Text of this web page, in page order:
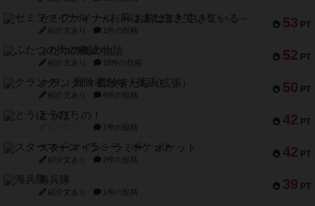
53 PT
セミファイナル ～お前はまだ生きている～
紹介文あり 1件の投稿
52 PT
ふたつの街の物語
紹介文あり 18件の投稿
50 PT
クランク! ：冒険者たち（拡張）
紹介文あり 4件の投稿
42 PT
とうほうの！
1件の投稿
42 PT
スターマイン・ラミー ポケット
紹介文あり 2件の投稿
39 PT
海兵隊
紹介文あり 1件の投稿